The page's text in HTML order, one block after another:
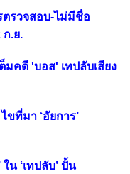
รวจสอบ-ไม่มีชื่อ
ก.ย.
มคดี 'บอส' เทปลับเสียง
ขที่มา ‘อัยการ’
น ‘เทปลับ’ ปั้น